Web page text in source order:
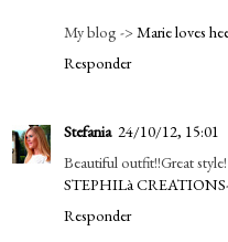
My blog ->Marie loves
Responder
Stefania 24/10/12, 15:01
Beautiful outfit!!Great style!
STEPHILà
Responder